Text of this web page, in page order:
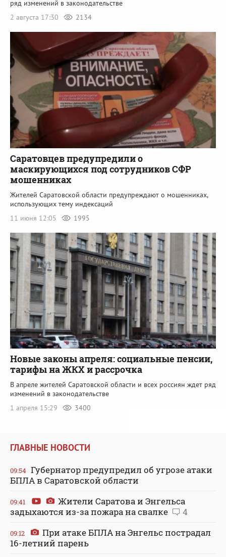
ряд изменений в законодательстве
2 августа 17:30
2134
Саратовцев предупредили о
маскирующихся под сотрудников СФР
мошенниках
Жителей Саратовской области предупреждают о мошенниках,
использующих тему индексаций
11 июня 12:05
1995
Новые законы апреля: социальные пенсии,
тарифы на ЖКХ и рассрочка
В апреле жителей Саратовской области и всех россиян ждет ряд
изменений в законодательстве
1 апреля 15:29
3400
ГЛАВНЫЕ НОВОСТИ
09:54 Губернатор предупредил об угрозе атаки
БПЛА в Саратовской области
09:41
Жители Саратова и Энгельса
задыхаются из-за пожара на свалке
4
09:12
При атаке БПЛА на Энгельс пострадал
16-летний парень